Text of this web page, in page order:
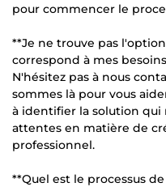
pour commencer le
**Je ne trouve pas
correspond à mes
N'hésitez pas à nous
sommes là pour vous
à identifier la solution qui
attentes en matière de
professionnel.
**Quel est le processus